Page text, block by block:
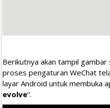
Berikutnya akan tampil
proses pengaturan WeChat
layar Android untuk membuka
evolve“.